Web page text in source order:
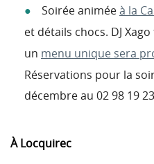
Soirée animéeà la
et détails chocs. DJ
un menu unique sera
Réservations pour la
décembre au 02 98 19
À Locquirec